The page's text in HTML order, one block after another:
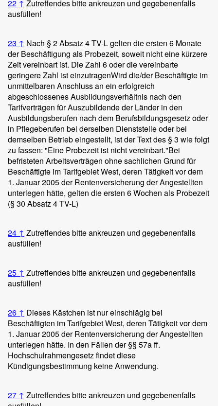
22 ↑ Zutreffendes bitte ankreuzen und gegebenenfalls
ausfüllen!
23 ↑ Nach § 2 Absatz 4 TV-L gelten die ersten 6 Monate
der Beschäftigung als Probezeit, soweit nicht eine kürzere
Zeit vereinbart ist. Die Zahl 6 oder die vereinbarte
geringere Zahl ist einzutragenWird die/der Beschäftigte im
unmittelbaren Anschluss an ein erfolgreich
abgeschlossenes Ausbildungsverhältnis nach den
Tarifverträgen für Auszubildende der Länder in den
Ausbildungsberufen nach dem Berufsbildungsgesetz oder
in Pflegeberufen bei derselben Dienststelle oder bei
demselben Betrieb eingestellt, ist der Text des § 3 wie folgt
zu fassen: "Eine Probezeit ist nicht vereinbart."Bei
befristeten Arbeitsverträgen ohne sachlichen Grund für
Beschäftigte im Tarifgebiet West, deren Tätigkeit vor dem
1. Januar 2005 der Rentenversicherung der Angestellten
unterlegen hätte, gelten die ersten 6 Wochen als Probezeit
(§ 30 Absatz 4 TV-L)
24 ↑ Zutreffendes bitte ankreuzen und gegebenenfalls
ausfüllen!
25 ↑ Zutreffendes bitte ankreuzen und gegebenenfalls
ausfüllen!
26 ↑ Dieses Kästchen ist nur einschlägig bei
Beschäftigten im Tarifgebiet West, deren Tätigkeit vor dem
1. Januar 2005 der Rentenversicherung der Angestellten
unterlegen hätte. In den Fällen der §§ 57a ff.
Hochschulrahmengesetz findet diese
Kündigungsbestimmung keine Anwendung.
27 ↑ Zutreffendes bitte ankreuzen und gegebenenfalls